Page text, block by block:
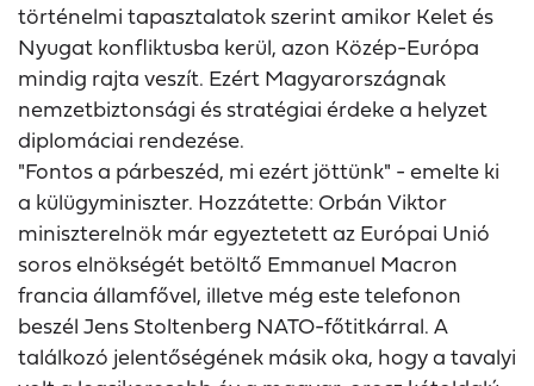
történelmi tapasztalatok szerint amikor Kelet és
Nyugat konfliktusba kerül, azon Közép-Európa
mindig rajta veszít. Ezért Magyarországnak
nemzetbiztonsági és stratégiai érdeke a helyzet
diplomáciai rendezése.
"Fontos a párbeszéd, mi ezért jöttünk" - emelte ki
a külügyminiszter. Hozzátette: Orbán Viktor
miniszterelnök már egyeztetett az Európai Unió
soros elnökségét betöltő Emmanuel Macron
francia államfővel, illetve még este telefonon
beszél Jens Stoltenberg NATO-főtitkárral. A
találkozó jelentőségének másik oka, hogy a tavalyi